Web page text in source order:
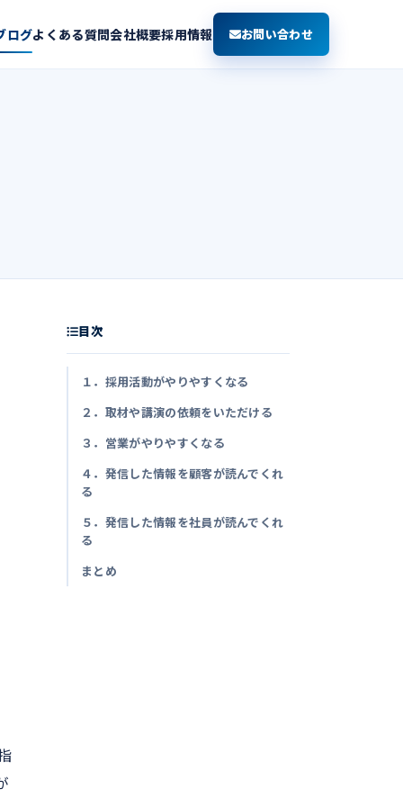
ログよくある質問会社概要採用情報 お問い合わせ
目次
１．採用活動がやりやすくなる
２．取材や講演の依頼をいただける
３．営業がやりやすくなる
４．発信した情報を顧客が読んでくれ
る
５．発信した情報を社員が読んでくれ
る
まとめ